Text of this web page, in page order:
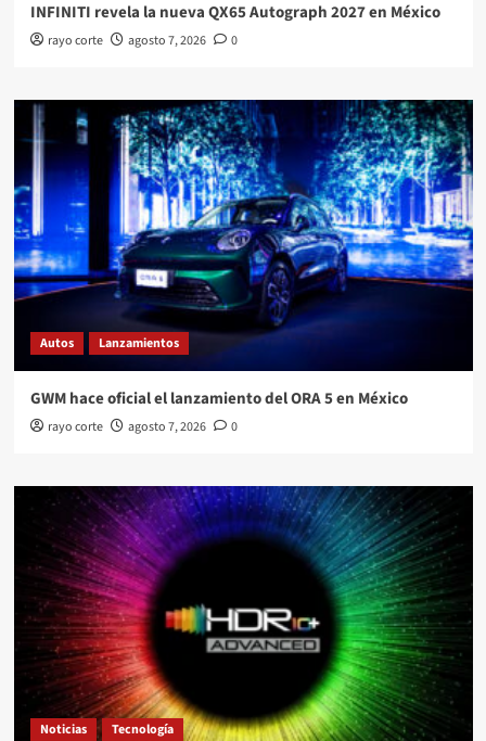
INFINITI revela la nueva QX65 Autograph 2027 en México
rayo corte agosto 7, 2026 0
Autos Lanzamientos
GWM hace oficial el lanzamiento del ORA 5 en México
rayo corte agosto 7, 2026 0
Noticias Tecnología